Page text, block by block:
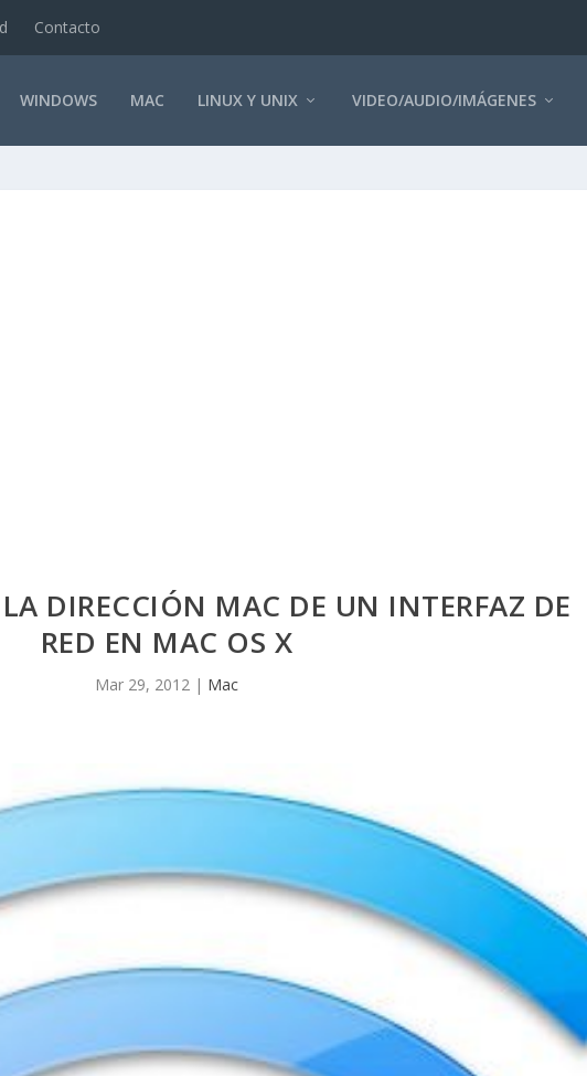
Contacto
WINDOWS MAC LINUX Y UNIX VIDEO/AUDIO/IMÁGENES
DIRECCIÓN MAC DE UN INTERFAZ DE
RED EN MAC OS X
Mar 29, 2012| Mac